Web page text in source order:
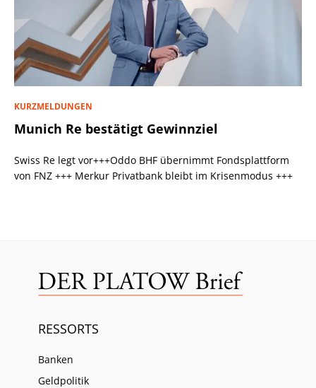
KURZMELDUNGEN
Munich Re bestätigt Gewinnziel
Swiss Re legt vor+++Oddo BHF übernimmt Fondsplattform
von FNZ +++ Merkur Privatbank bleibt im Krisenmodus +++
RESSORTS
Banken
Geldpolitik